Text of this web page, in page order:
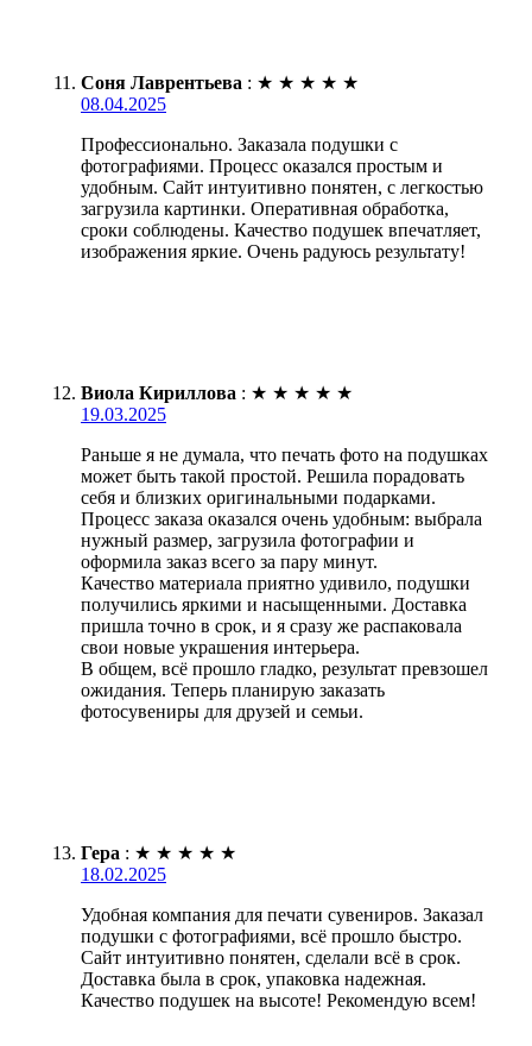
Соня Лаврентьева : ★ ★ ★ ★ ★
08.04.2025
Профессионально. Заказала подушки с
фотографиями. Процесс оказался простым и
удобным. Сайт интуитивно понятен, с легкостью
загрузила картинки. Оперативная обработка,
сроки соблюдены. Качество подушек впечатляет,
изображения яркие. Очень радуюсь результату!
Виола Кириллова : ★ ★ ★ ★ ★
19.03.2025
Раньше я не думала, что печать фото на подушках
может быть такой простой. Решила порадовать
себя и близких оригинальными подарками.
Процесс заказа оказался очень удобным: выбрала
нужный размер, загрузила фотографии и
оформила заказ всего за пару минут.
Качество материала приятно удивило, подушки
получились яркими и насыщенными. Доставка
пришла точно в срок, и я сразу же распаковала
свои новые украшения интерьера.
В общем, всё прошло гладко, результат превзошел
ожидания. Теперь планирую заказать
фотосувениры для друзей и семьи.
Гера : ★ ★ ★ ★ ★
18.02.2025
Удобная компания для печати сувениров. Заказал
подушки с фотографиями, всё прошло быстро.
Сайт интуитивно понятен, сделали всё в срок.
Доставка была в срок, упаковка надежная.
Качество подушек на высоте! Рекомендую всем!